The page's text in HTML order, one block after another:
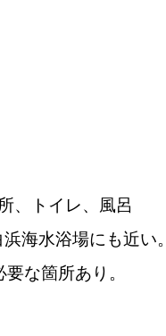
トイレ、風呂
水浴場にも近い。
な箇所あり。